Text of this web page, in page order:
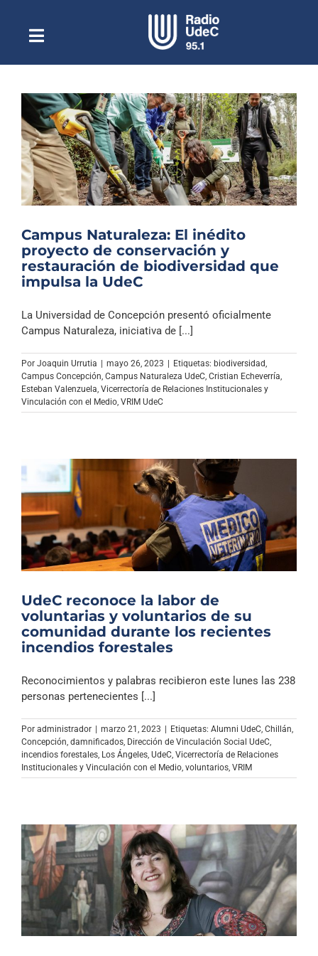
contenidoToggle
NavigationEscuchar Radio UdeC en vivo
Quiénes Somos
Programación
Podcast
Noticias
Columnas
Música Clásica
Archivo Sonoro
Campus Naturaleza: El inédito
proyecto de conservación y
restauración de biodiversidad que
impulsa la UdeC
La Universidad de Concepción presentó oficialmente
Campus Naturaleza, iniciativa de [...]
Por Joaquin Urrutia | mayo 26, 2023 | Etiquetas: biodiversidad
Campus Concepción Campus Naturaleza UdeC Cristian Echeverría
Esteban Valenzuela Vicerrectoría de Relaciones Institucionales y
Vinculación con el Medio VRIM UdeC
UdeC reconoce la labor de
voluntarias y voluntarios de su
comunidad durante los recientes
incendios forestales
Reconocimientos y palabras recibieron este lunes las 238
personas pertenecientes [...]
Por administrador | marzo 21, 2023 | Etiquetas: Alumni UdeC Chillán
Concepción damnificados Dirección de Vinculación Social UdeC
incendios forestales Los Ángeles UdeC Vicerrectoría de Relaciones
Institucionales y Vinculación con el Medio voluntarios VRIM